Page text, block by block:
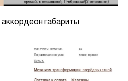
габариты